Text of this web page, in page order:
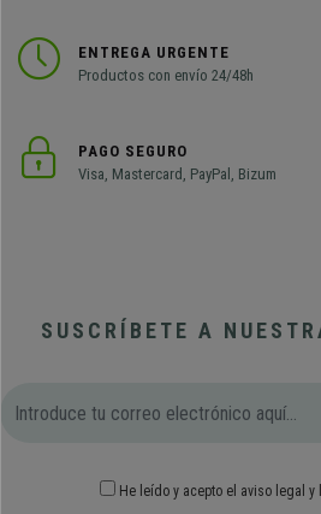
ENTREGA URGENTE
Productos con envío 24/48h
PAGO SEGURO
Visa, Mastercard, PayPal, Bizum
SUSCRÍBETE A
He leído y acepto el aviso legal y